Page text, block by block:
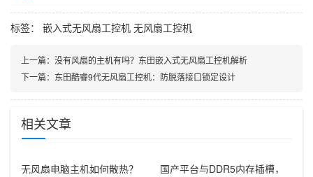
核心差异
标签： 嵌入式无风扇工控机 无风扇工控机
上一篇： 没有风扇的主机有吗？东田嵌入式无风扇工控机解析
下一篇： 东田酷睿9代无风扇工控机：防脱落接口锁定设计
相关文章
无风扇电脑主机如何散热？
国产平台与DDR5内存插槽，